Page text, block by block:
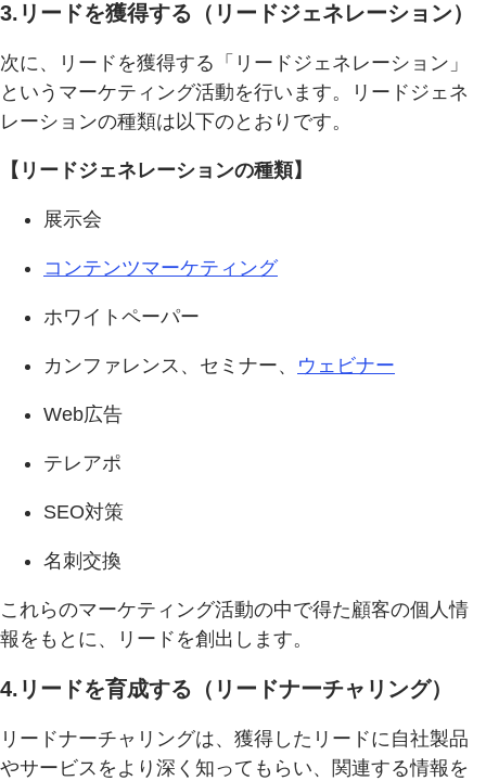
3.リードを獲得する（リードジェネレーション）
次に、リードを獲得する「リードジェネレーション」
というマーケティング活動を行います。リードジェネ
レーションの種類は以下のとおりです。
【リードジェネレーションの種類】
展示会
コンテンツマーケティング
ホワイトペーパー
カンファレンス、セミナー、 ウェビナー
Web広告
テレアポ
SEO対策
名刺交換
これらのマーケティング活動の中で得た顧客の個人情
報をもとに、リードを創出します。
4.リードを育成する（リードナーチャリング）
リードナーチャリングは、獲得したリードに自社製品
やサービスをより深く知ってもらい、関連する情報を